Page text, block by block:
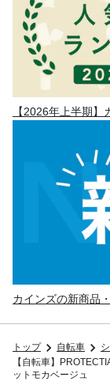
【2026年上半期
カインズの新商品
トップ 自転車
【自転車】
ットモカベージュ